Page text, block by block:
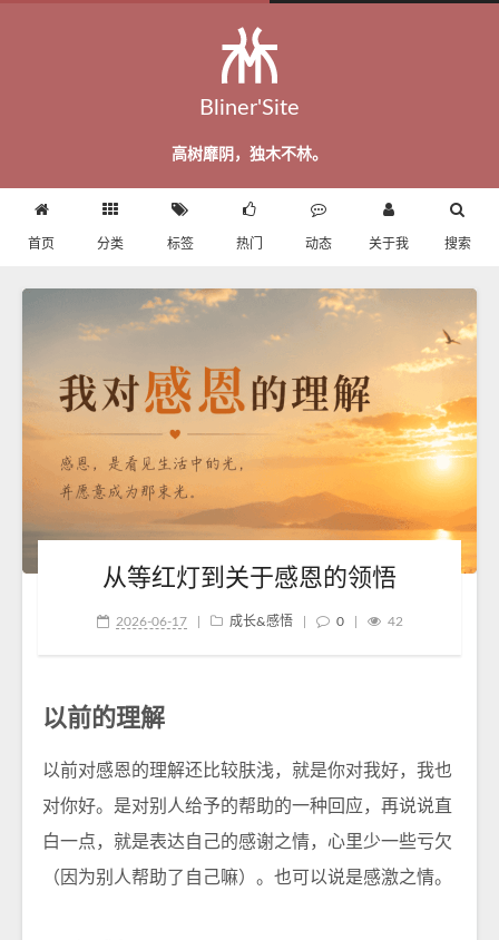
Bliner'Site
高树靡阴，独木不林。
首页 分类 标签 热门 动态 关于我 搜索
从等红灯到关于感恩的领悟
2026-06-17 成长&感悟 0 42
以前的理解
以前对感恩的理解还比较肤浅，就是你对我好，我也
对你好。是对别人给予的帮助的一种回应，再说说直
白一点，就是表达自己的感谢之情，心里少一些亏欠
（因为别人帮助了自己嘛）。也可以说是感激之情。